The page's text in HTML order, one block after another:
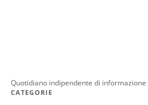
Quotidiano indipendente di
CATEGORIE